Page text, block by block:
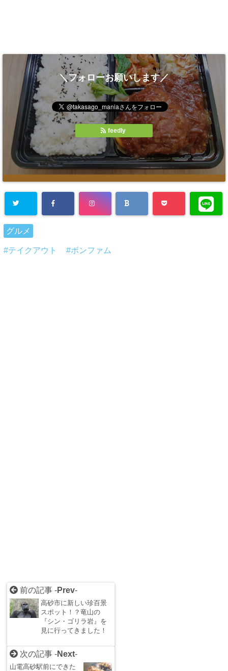
＼フォローお願いします／
feedly
グルメ
テイクアウト ボンファム
前の記事 -Prev-
高砂市に新しい珍百景
スポット！？竜山の
『シン・ゴリラ岩』を
見に行ってきました！
次の記事 -Next-
山電高砂駅前にできた